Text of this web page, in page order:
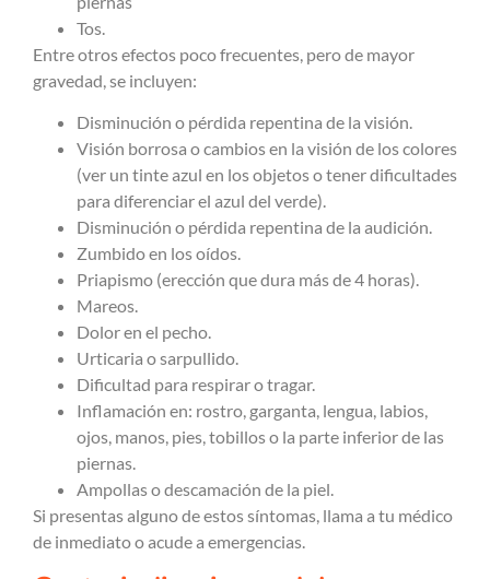
Tos.
Entre otros efectos poco frecuentes, pero de mayor
gravedad, se incluyen:
Disminución o pérdida repentina de la visión.
Visión borrosa o cambios en la visión de los colores
(ver un tinte azul en los objetos o tener dificultades
para diferenciar el azul del verde).
Disminución o pérdida repentina de la audición.
Zumbido en los oídos.
Priapismo (erección que dura más de 4 horas).
Mareos.
Dolor en el pecho.
Urticaria o sarpullido.
Dificultad para respirar o tragar.
Inflamación en: rostro, garganta, lengua, labios,
ojos, manos, pies, tobillos o la parte inferior de las
piernas.
Ampollas o descamación de la piel.
Si presentas alguno de estos síntomas, llama a tu médico
de inmediato o acude a emergencias.